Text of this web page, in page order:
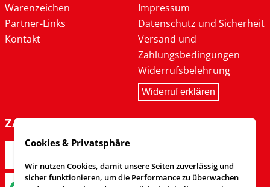
Warenzeichen
Partner-Links
Kontakt
Impressum
Datenschutz und Sicherheit
Versand und
Zahlungsbedingungen
Widerrufsbelehrung
Widerruf erklären
ZAHLARTEN
Cookies & Privatsphäre
Wir nutzen Cookies, damit unsere Seiten zuverlässig und
sicher funktionieren, um die Performance zu überwachen